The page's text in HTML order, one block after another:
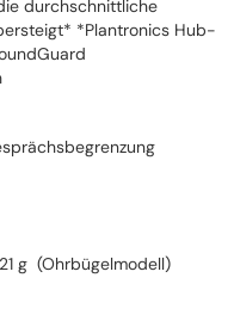
durchschnittliche
*Plantronics Hub-
g (Ohrbügelmodell)